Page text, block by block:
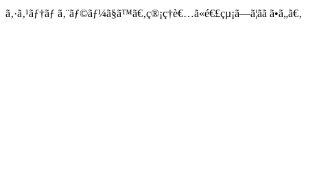
ã‚·ã‚¹ãƒ†ãƒ ã‚¨ãƒ©ãƒ¼ã§ã™ã€‚ç®¡ç†è€…ã«é€£çµ¡ã—ã¦ãã ã•ã„ã€‚